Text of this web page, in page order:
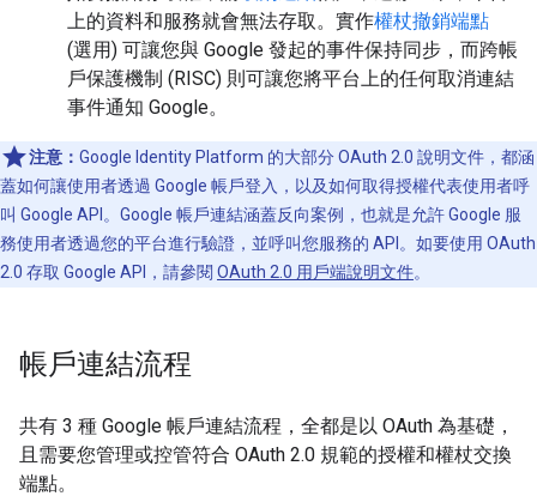
上的資料和服務就會無法存取。實作權杖撤銷端點
(選用) 可讓您與 Google 發起的事件保持同步，而跨帳
戶保護機制 (RISC) 則可讓您將平台上的任何取消連結
事件通知 Google。
注意： Google Identity Platform 的大部分 OAuth 2.0 說明文件，都涵
蓋如何讓使用者透過 Google 帳戶登入，以及如何取得授權代表使用者呼
叫 Google API。Google 帳戶連結涵蓋反向案例，也就是允許 Google 服
務使用者透過您的平台進行驗證，並呼叫您服務的 API。如要使用 OAuth
2.0 存取 Google API，請參閱 OAuth 2.0 用戶端說明文件。
帳戶連結流程
共有 3 種 Google 帳戶連結流程，全都是以 OAuth 為基礎，
且需要您管理或控管符合 OAuth 2.0 規範的授權和權杖交換
端點。